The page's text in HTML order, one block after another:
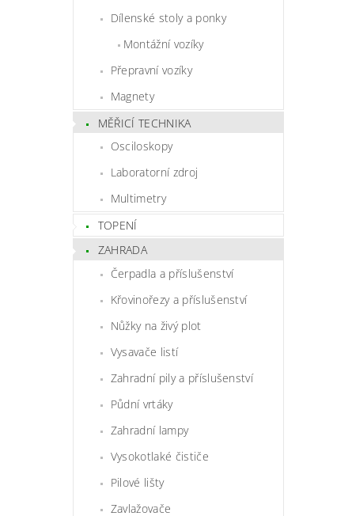
Dílenské stoly a ponky
Montážní vozíky
Přepravní vozíky
Magnety
MĚŘICÍ TECHNIKA
Osciloskopy
Laboratorní zdroj
Multimetry
TOPENÍ
ZAHRADA
Čerpadla a příslušenství
Křovinořezy a příslušenství
Nůžky na živý plot
Vysavače listí
Zahradní pily a příslušenství
Půdní vrtáky
Zahradní lampy
Vysokotlaké čističe
Pilové lišty
Zavlažovače